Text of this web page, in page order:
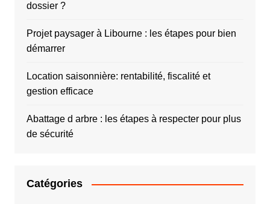
dossier ?
Projet paysager à Libourne : les étapes pour bien
démarrer
Location saisonnière: rentabilité, fiscalité et
gestion efficace
Abattage d arbre : les étapes à respecter pour plus
de sécurité
Catégories